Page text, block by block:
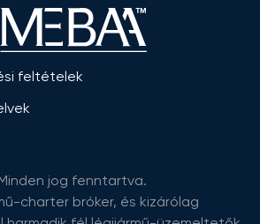
feltételek
jog fenntartva.
charter bróker, és kizárólag